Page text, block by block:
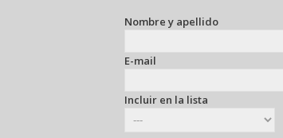
Nombre y apellido
E-mail
Incluir en la lista